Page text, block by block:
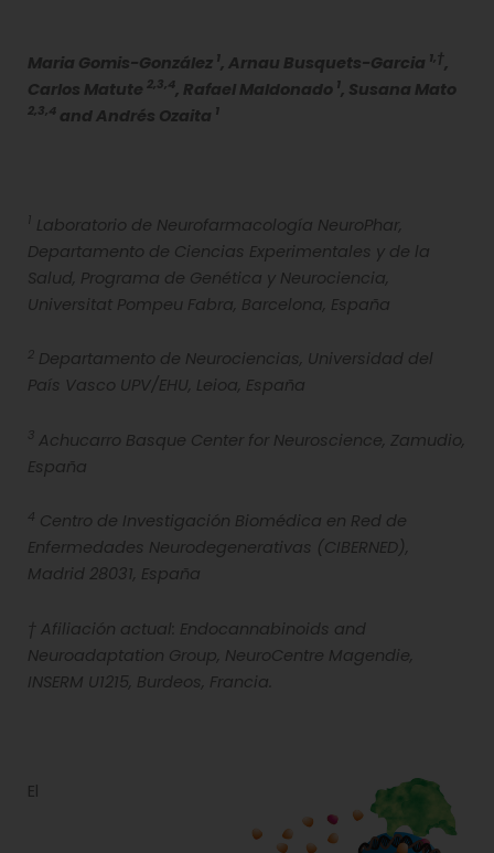
Maria Gomis-González 1, Arnau Busquets-Garcia 1,†,
Carlos Matute 2,3,4, Rafael Maldonado 1, Susana Mato
2,3,4 and Andrés Ozaita 1
1 Laboratorio de Neurofarmacología NeuroPhar,
Departamento de Ciencias Experimentales y de la
Salud, Programa de Genética y Neurociencia,
Universitat Pompeu Fabra, Barcelona, España
2 Departamento de Neurociencias, Universidad del
País Vasco UPV/EHU, Leioa, España
3 Achucarro Basque Center for Neuroscience, Zamudio,
España
4 Centro de Investigación Biomédica en Red de
Enfermedades Neurodegenerativas (CIBERNED),
Madrid 28031, España
† Afiliación actual: Endocannabinoids and
Neuroadaptation Group, NeuroCentre Magendie,
INSERM U1215, Burdeos, Francia.
El